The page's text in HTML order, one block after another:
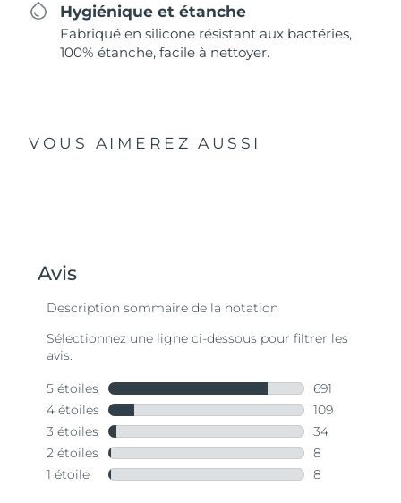
Hygiénique et étanche
Fabriqué en silicone résistant aux bactéries,
100% étanche, facile à nettoyer.
VOUS AIMEREZ AUSSI